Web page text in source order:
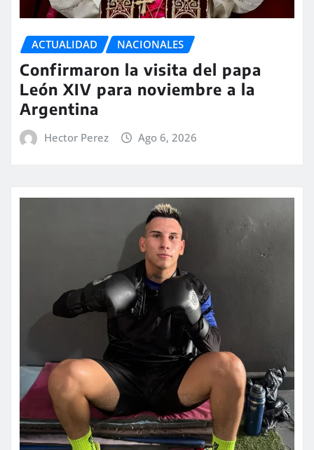
ACTUALIDAD NACIONALES
Confirmaron la visita del papa
León XIV para noviembre a la
Argentina
Hector Perez Ago 6, 2026